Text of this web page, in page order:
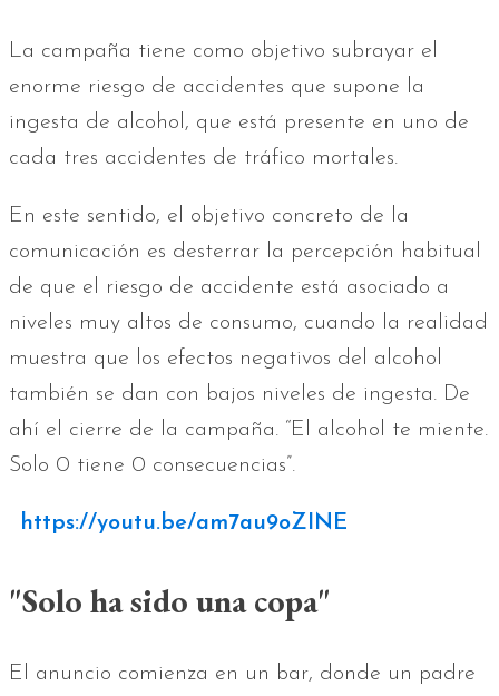
La campaña tiene como objetivo subrayar el
enorme riesgo de accidentes que supone la
ingesta de alcohol, que está presente en uno de
cada tres accidentes de tráfico mortales.
En este sentido, el objetivo concreto de la
comunicación es desterrar la percepción habitual
de que el riesgo de accidente está asociado a
niveles muy altos de consumo, cuando la realidad
muestra que los efectos negativos del alcohol
también se dan con bajos niveles de ingesta. De
ahí el cierre de la campaña. “El alcohol te miente.
Solo 0 tiene 0 consecuencias”.
https://youtu.be/am7au9oZINE
"Solo ha sido una copa"
El anuncio comienza en un bar, donde un padre